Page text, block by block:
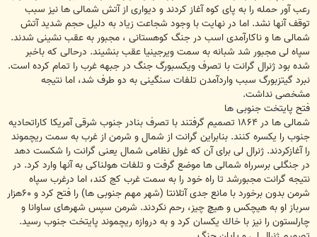
رعب آور حمله را به پاى كوه آغاز كردند و ديوارى از آتش شمالى ها نيز سبب
توقف آنها نشد. اما در نهايت با وجود شجاعت زياد به دليل حجم شديد آتش
شمالى ها و ناكارآمدى اسب در جنگ كوهستانى ، مجبور به عقب نشينى شدند.
سپاه لى مجبور شد شبانه به سمت ويرجينيا عقب بنشيند. درحالى كه باخبر
شده بود ژنرال گرانت با تصرف ويكسبورگ جنگ در جبهه غرب را تمام كرده است.
نبرد گيتزبورگ سبب واردآمدن تلفات سنگينى به دو طرف شد، اما نتيجه
مشخصى نداشت.
فتح پايتخت جنوبى ها
شمالى ها در ۱۸۶۴ تصميم گرفتند با تصرف بنادر جنوب شرقى آمريكا كاراتحاديه
جنوب را يكسره كنند. بنابراين گرانت از شمال و شرمن از غرب به سمت ريچموند
را آغازكردند. ژنرال لى براى آن كه غول نظامى شمال يعنى گرانت را شكست دهد
در جنگلى برسرراه شمالى ها موضع گرفت و تلفات هولناكى به آنها وارد كرد. در
نتيجه گرانت مجبورشد تا راه خود را به سمت غرب كج كند، اما درغرب سپاه
شرمن بدون برخورد با مانع جدى آتلانتا (شهر مهم جنوبى ها) را فتح كرد و ۶۰هزار
سرباز او به هيچكس و هيچ چيز، رحم نكردند. شرمن سپس شهرهاى ساوانا و
چارلستون را نيز با خاك يكسان كرد و به دروازه ريچموند پايتخت جنوب رسيد.